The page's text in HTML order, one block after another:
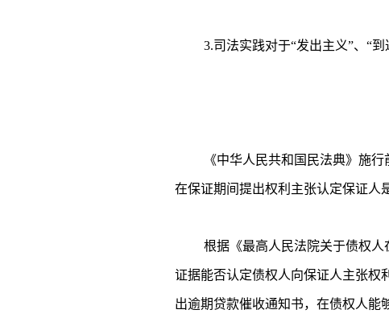
3.司法实践对于“发出主义”、“
《中华人民共和国民法典》施
在保证期间提出权利主张认定保证人
根据《最高人民法院关于债权
证据能否认定债权人向保证人主张权
出逾期贷款催收通知书，在债权人能